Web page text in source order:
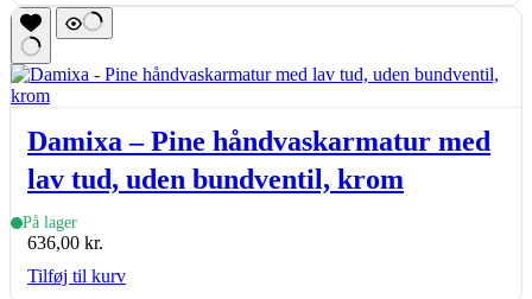
Damixa – Pine håndvaskarmatur med
lav tud, uden bundventil, krom
På lager
636,00 kr.
Tilføj til kurv